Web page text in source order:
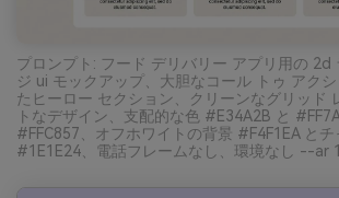
プロンプト: フード デリバリー アプリ用の 2d
ジ ui モックアップ、大胆なコール トゥ アクシ
たヒーロー セクション、クリーンなグリッド
トなデザイン、支配的な色 #E34A2B と
#FFC857、オフホワイトの背景 #F4F1EA と
#1E1E24、電話フレームなし、環境なし --ar